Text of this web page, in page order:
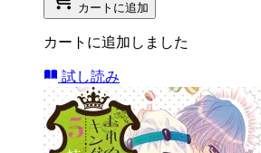
カートに追加
カートに追加しました
試し読み